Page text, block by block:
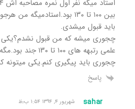
بین ۱۰۰ تا ۱۳۰
باید قبول میشدی.
چجوری میشه که من قبول نشدم؟یکی
علمی رتبهه های ۱۰۰ تا ۱۳۰ جند بود.مگه میشه؟
چجوری باید پیگیری کنم.یکی میتونه
پاسخ
sahar شهریور ۴, ۱۳۹۴ ۱:۵۴ ب٫ظ